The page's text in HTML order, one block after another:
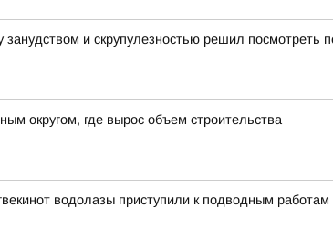
и скрупулезностью решил
округом, где вырос объем строительства
водолазы приступили к подводным